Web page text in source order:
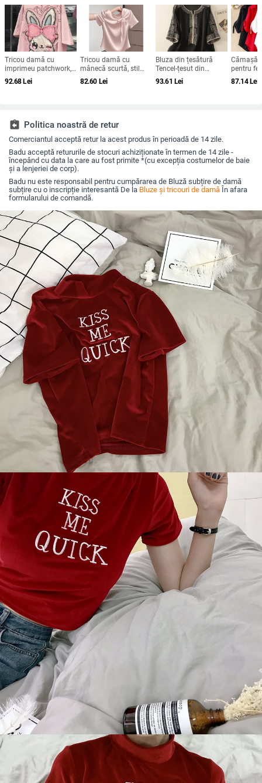
Tricou damă cu
imprimeu patchwork,
mâneci scurte, plus
size, croială lejeră,
92.68Lei
Tricou damă cu
mânecă scurtă, stil
chinezesc, vară 2025,
design cu funda și
82.60 Lei
Bluza din țesătură
Tencel-țesut din
cânepă, croială lejeră,
mâneci medii, guler
93.61 Lei
Cămașă
pentru
medie,
mâneci
87.14Lei
assignment_return Politica noastră de retur
Comerciantul acceptă retur la acest produs în perioadă de 14 zile.
Badu acceptă retururile de stocuri achiziționate în termen de 14 zile -
începând cu data la care au fost primite *(cu excepția costumelor de baie
și a lenjeriei de corp).
Badu nu este responsabil pentru cumpărarea de Bluză subțire de damă
subțire cu o inscripție interesantă De la Bluze și tricouri de damă În afara
formularului de comandă.